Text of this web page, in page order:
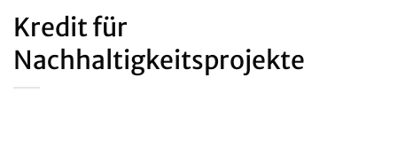
Kredit für
Nachhaltigkeitsprojekte